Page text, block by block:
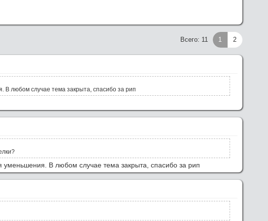
1 2
Всего: 11
В любом случае тема закрыта, спасибо за рип
В любом случае тема закрыта, спасибо за рип